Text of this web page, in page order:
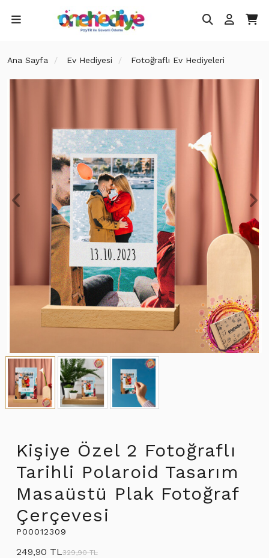
Ana Sayfa Ev Hediyesi Fotoğraflı Ev Hediyeleri
Kişiye Özel 2 Fotoğraflı
Tarihli Polaroid Tasarım
Masaüstü Plak Fotoğraf
Çerçevesi
P00012309
249,90 TL329,90 TL